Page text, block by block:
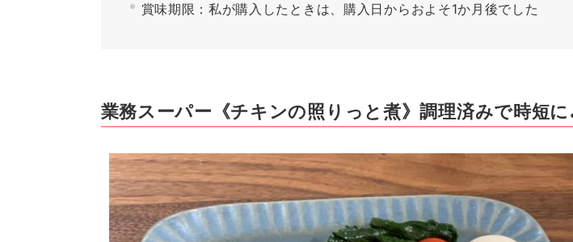
賞味期限：私が購入したときは、購入日からおよそ1か月後でした
業務スーパー《チキンの照りっと煮》調理済みで時短